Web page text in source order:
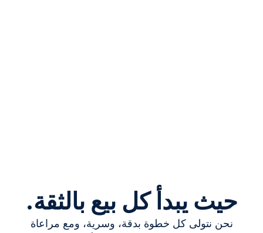
.حيث يبدأ كل بيع بالثقة
نحن نتولى كل خطوة بدقة، وسرية، ومع مراعاة